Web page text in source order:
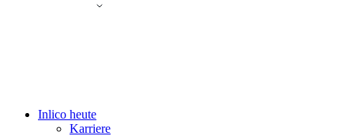
Inlico heute
Karriere